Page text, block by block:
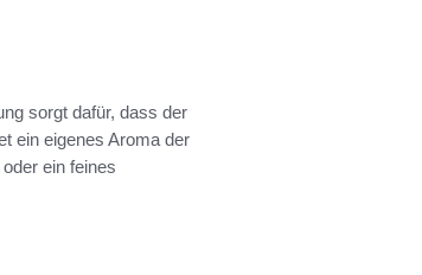
sorgt dafür, dass der
ein eigenes Aroma der
ein feines